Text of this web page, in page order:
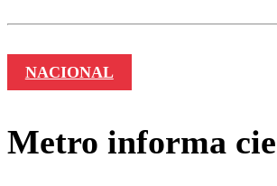
NACIONAL
Metro informa